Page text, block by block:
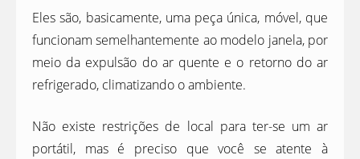
Eles são, basicamente, uma peça única, móvel, que
funcionam semelhantemente ao modelo janela, por
meio da expulsão do ar quente e o retorno do ar
refrigerado, climatizando o ambiente.
Não existe restrições de local para ter-se um ar
portátil, mas é preciso que você se atente à